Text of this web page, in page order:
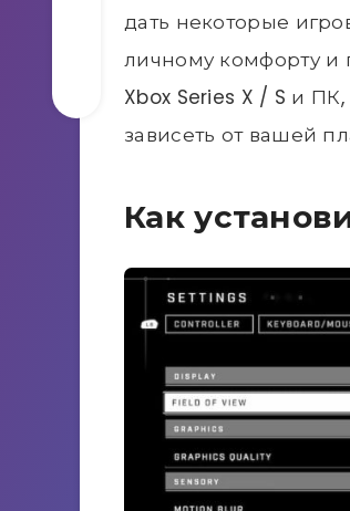
дать некоторые
личному комфорту и
Xbox Series X / S и
зависеть от вашей
Как